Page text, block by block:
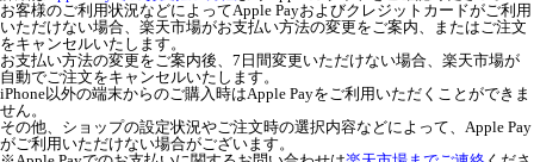
お客様のご利用状況などによってApple Payおよびクレジットカードがご利用
いただけない場合、楽天市場がお支払い方法の変更をご案内、またはご注文
をキャンセルいたします。
お支払い方法の変更をご案内後、7日間変更いただけない場合、楽天市場が
自動でご注文をキャンセルいたします。
iPhone以外の端末からのご購入時はApple Payをご利用いただくことができま
せん。
その他、ショップの設定状況やご注文時の選択内容などによって、Apple Pay
がご利用いただけない場合がございます。